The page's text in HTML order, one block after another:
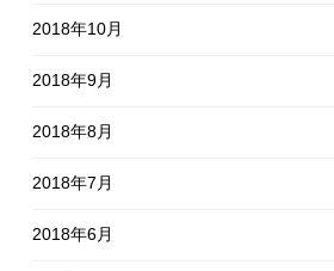
2018年10月
2018年9月
2018年8月
2018年7月
2018年6月